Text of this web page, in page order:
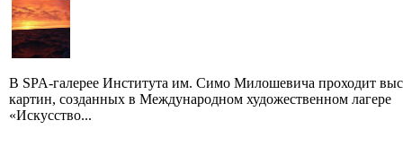
В SPA-галерее Института им. Симо Милошевича проходит
картин, созданных в Международном художественном лагере
«Искусство...